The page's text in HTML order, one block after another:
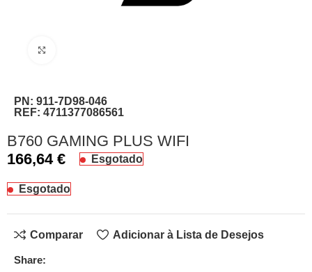
PN:911-7D98-046
REF:4711377086561
B760 GAMING PLUS WIFI
166,64€ Esgotado
Esgotado
Comparar Adicionar à Lista de Desejos
Share: